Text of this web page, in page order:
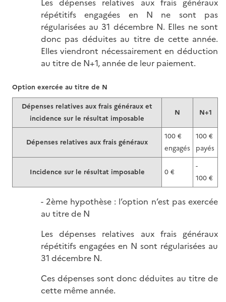
Les dépenses relatives aux frais généraux
répétitifs engagées en N ne sont pas
régularisées au 31 décembre N. Elles ne sont
donc pas déduites au titre de cette année.
Elles viendront nécessairement en déduction
au titre de N+1, année de leur paiement.
Dépenses relatives aux frais généraux et
incidence sur le résultat imposable
N N+1
Dépenses relatives aux frais généraux
100 €
engagés
100 €
payés
Incidence sur le résultat imposable 0 €
-
100 €
Option exercée au titre de N
- 2ème hypothèse : l’option n’est pas exercée
au titre de N
Les dépenses relatives aux frais généraux
répétitifs engagées en N sont régularisées au
31 décembre N.
Ces dépenses sont donc déduites au titre de
cette même année.